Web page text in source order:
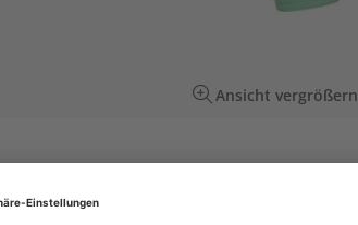
Ansicht vergrößern
verleiht jedem Outfit einen tredigen-
durch den hochwertigen Materialmix und
mit.